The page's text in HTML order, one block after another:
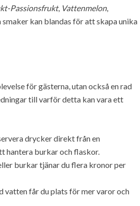
Passionsfrukt, Vattenmelon,
smaker kan blandas för att skapa unika
för gästerna, utan också en rad
till varför detta kan vara ett
drycker direkt från en
hantera burkar och flaskor.
burkar tjänar du flera kronor per
vatten får du plats för mer varor och